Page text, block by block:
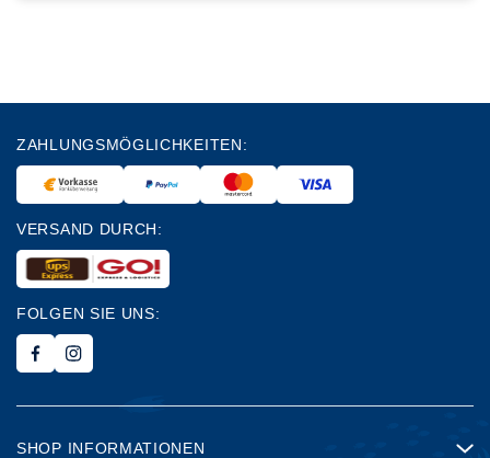
ZAHLUNGSMÖGLICHKEITEN:
VERSAND DURCH:
FOLGEN SIE UNS:
SHOP INFORMATIONEN